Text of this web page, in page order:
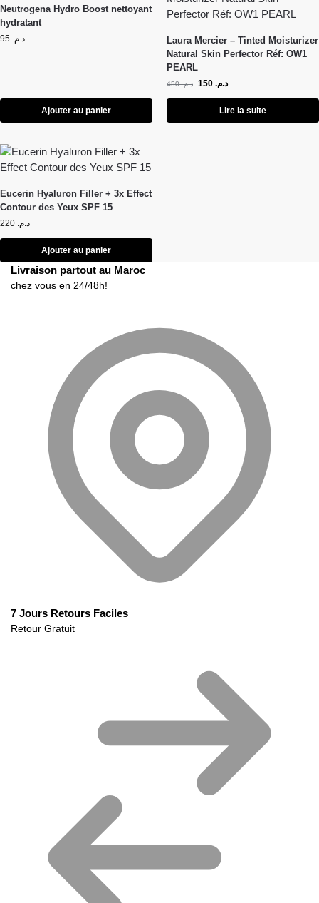
Neutrogena Hydro Boost nettoyant
hydratant
د.م.
Ajouter au panier
Laura Mercier – Tinted Moisturizer
Natural Skin Perfector Réf: OW1
PEARL
د.م.450 د.م.
Lire la suite
Eucerin Hyaluron Filler + 3x Effect
Contour des Yeux SPF 15
د.م.
Ajouter au panier
Livraison partout au Maroc
chez vous en 24/48h!
7 Jours Retours Faciles
Retour Gratuit